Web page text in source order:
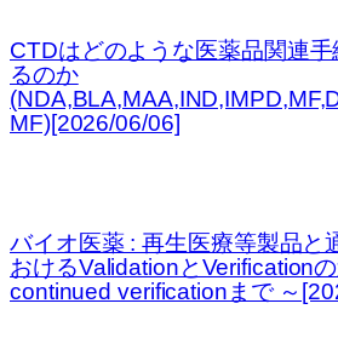
CTDはどのような医薬品関連
るのか
MF)[2026/06/06]
バイオ医薬 : 再生医療等製品と
おけるValidationとVerification
continued verificationまで ～